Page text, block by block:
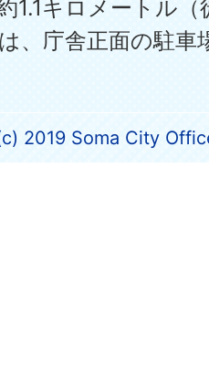
1.1キロメートル
、庁舎正面の駐車
2019 Soma City